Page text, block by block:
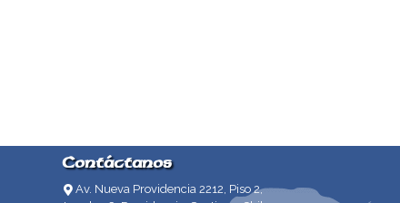
Contáctanos
Av. Nueva Providencia 2212, Piso 2,